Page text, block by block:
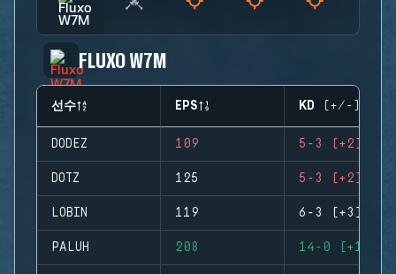
FLUXO W7M
선수 EPS KD (+/-)
DODEZ 109 5-3 (+2)
DOTZ 125 5-3 (+2)
LOBIN 119 6-3 (+3)
PALUH 208 14-0 (+14)